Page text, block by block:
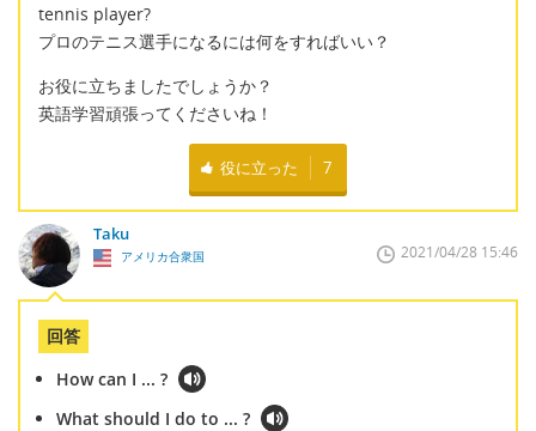
tennis player?
プロのテニス選手になるには何をすればいい？
お役に立ちましたでしょうか？
英語学習頑張ってくださいね！
役に立った 7
Taku
アメリカ合衆国 2021/04/28 15:46
回答
How can I ... ?
What should I do to ... ?